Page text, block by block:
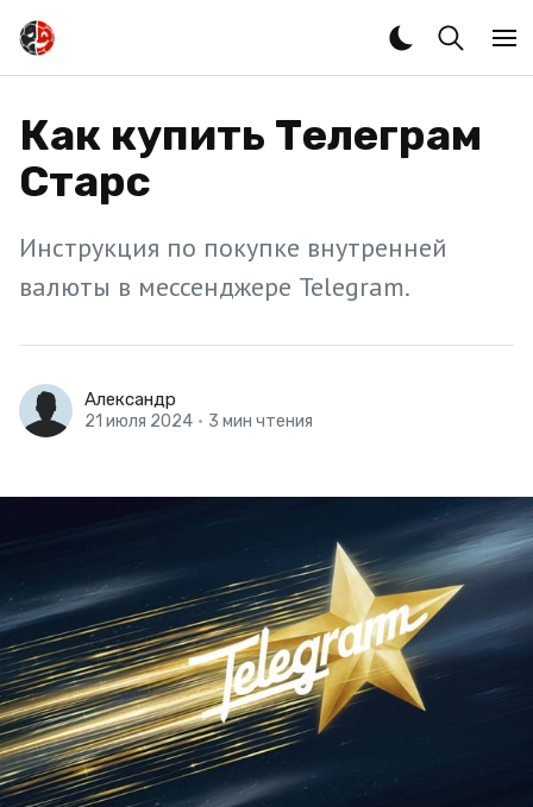
Как купить Телеграм
Старс
Инструкция по покупке внутренней
валюты в мессенджере Telegram.
Александр
21 июля 2024 • 3 мин чтения